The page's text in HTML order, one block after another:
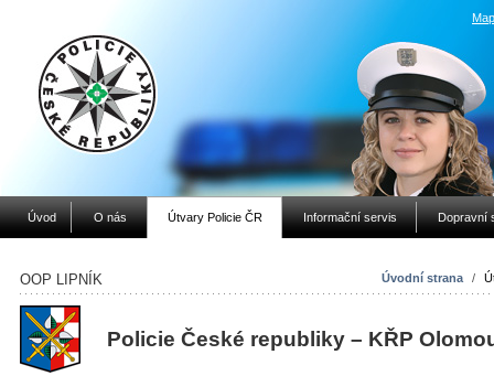
Úvod O nás Útvary Policie ČR Informační servis Dopravní
Úvodní strana /
OOP LIPNÍK
Policie České republiky – KŘP